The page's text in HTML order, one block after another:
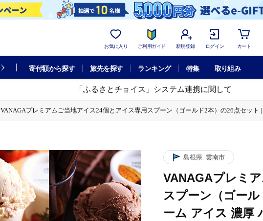
お気に入り ご利用ガイド 新規登録 ログイン カート
寄付額から探す 旅先を探す ランキング 特集 取り組み
「ふるさとチョイス」システム連携に関して
VANAGAプレミアムご当地アイス24個とアイス専用スプーン（ゴールド2本）の26点セッ
島根県 雲南市
VANAGAプレミ
スプーン（ゴー
ーム アイス 濃厚